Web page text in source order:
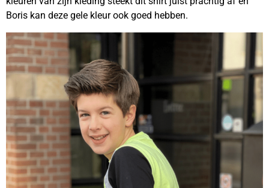
Boris kan deze gele kleur ook goed hebben.